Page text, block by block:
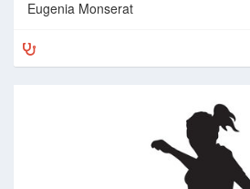
Eugenia Monserat